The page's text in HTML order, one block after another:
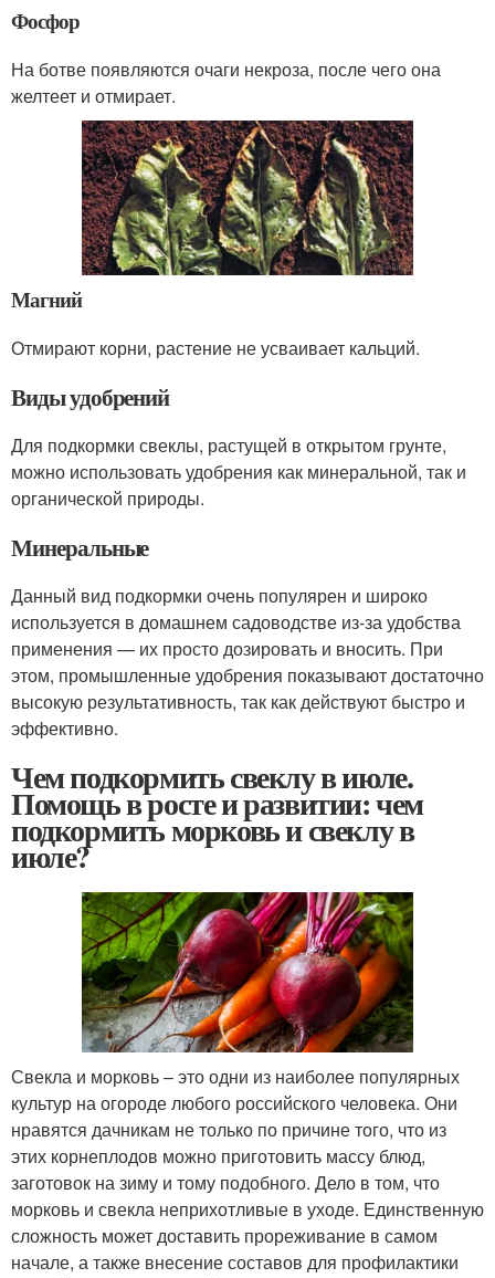
Фосфор
На ботве появляются очаги некроза, после чего она
желтеет и отмирает.
Магний
Отмирают корни, растение не усваивает кальций.
Виды удобрений
Для подкормки свеклы, растущей в открытом грунте,
можно использовать удобрения как минеральной, так и
органической природы.
Минеральные
Данный вид подкормки очень популярен и широко
используется в домашнем садоводстве из-за удобства
применения — их просто дозировать и вносить. При
этом, промышленные удобрения показывают достаточно
высокую результативность, так как действуют быстро и
эффективно.
Чем подкормить свеклу в июле.
Помощь в росте и развитии: чем
подкормить морковь и свеклу в
июле?
Свекла и морковь – это одни из наиболее популярных
культур на огороде любого российского человека. Они
нравятся дачникам не только по причине того, что из
этих корнеплодов можно приготовить массу блюд,
заготовок на зиму и тому подобного. Дело в том, что
морковь и свекла неприхотливые в уходе. Единственную
сложность может доставить прореживание в самом
начале, а также внесение составов для профилактики